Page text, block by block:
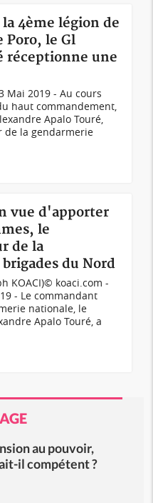
4ème légion de
Poro, le Gl
réceptionne une
Mai 2019 - Au cours
haut commandement,
Apalo Touré,
de la gendarmerie
vue d'apporter
le
de la
du Nord
KOACI)© koaci.com -
- Le commandant
nationale, le
Apalo Touré, a
au pouvoir,
il compétent ?